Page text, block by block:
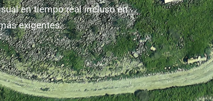
en tiempo real incluso en
exigentes.